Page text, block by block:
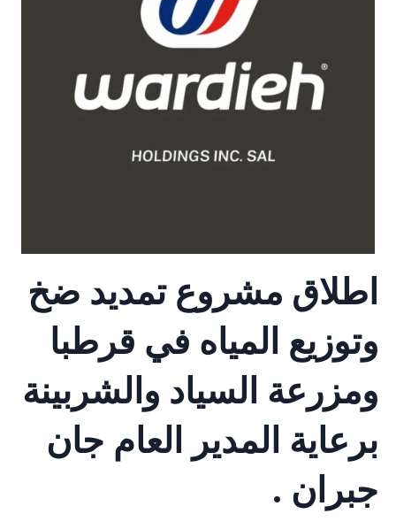
اطلاق مشروع تمديد ضخ
وتوزيع المياه في قرطبا
ومزرعة السياد والشربينة
برعاية المدير العام جان
جبران .